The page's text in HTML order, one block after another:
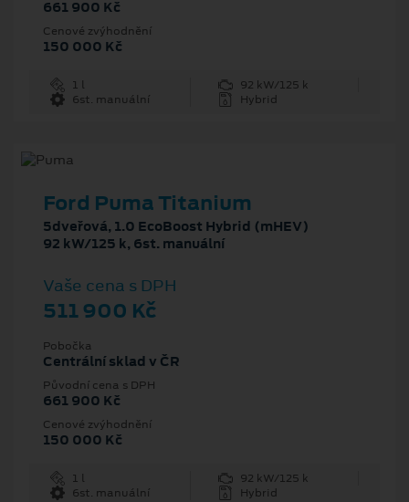
661 900 Kč
Cenové zvýhodnění
150 000 Kč
1 l
92 kW/125 k
6st. manuální
Hybrid
Ford Puma Titanium
5dveřová, 1.0 EcoBoost Hybrid (mHEV)
92 kW/125 k, 6st. manuální
Vaše cena s DPH
511 900 Kč
Pobočka
Centrální sklad v ČR
Původní cena s DPH
661 900 Kč
Cenové zvýhodnění
150 000 Kč
1 l
92 kW/125 k
6st. manuální
Hybrid